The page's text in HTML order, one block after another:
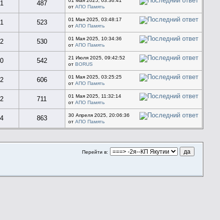
1 487
отАПО Память
1 523
01 Мая 2025, 03:48:17
отАПО Память
2 530
01 Мая 2025, 10:34:36
отАПО Память
0 542
21 Июля 2025, 09:42:52
от BORUS
2 606
01 Мая 2025, 03:25:25
отАПО Память
2 711
01 Мая 2025, 11:32:14
отАПО Память
4 863
30 Апреля 2025, 20:06:36
отАПО Память
Перейти в: